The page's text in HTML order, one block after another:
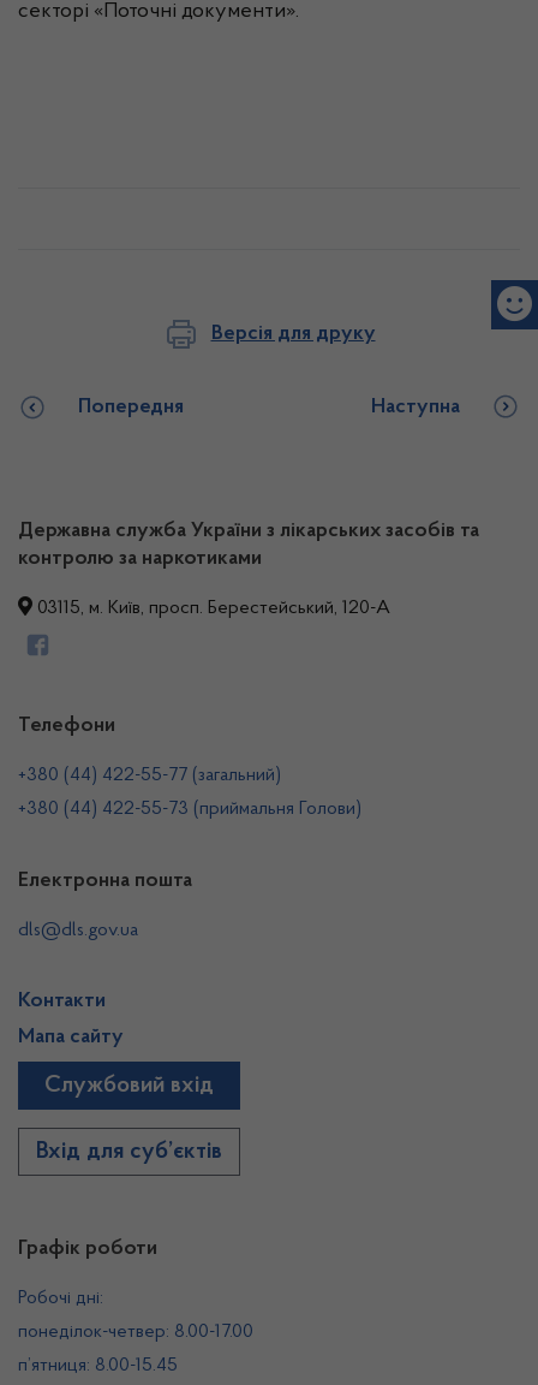
секторі «Поточні документи».
Версія для друку
Попередня Наступна
Державна служба України з лікарських засобів та
контролю за наркотиками
03115, м. Київ, просп. Берестейський, 120-А
Графік роботи
Робочі дні:
понеділок-четвер: 8.00-17.00
п’ятниця: 8.00-15.45
Телефони
+380 (44) 422-55-77 (загальний)
+380 (44) 422-55-73 (приймальня Голови)
Електронна пошта
dls@dls.gov.ua
Контакти
Мапа сайту
Службовий вхід
Вхід для суб’єктів